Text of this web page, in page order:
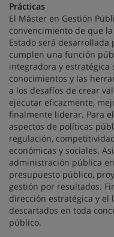
Prácticas
El Máster en Gestión
convencimiento de que
Estado será
cumplen una función
integradora y estratégica
conocimientos y las
a los desafíos de crear
ejecutar eficazmente,
finalmente liderar. Para
aspectos de políticas
regulación,
económicas y sociales.
administración pública
presupuesto público,
gestión por resultados.
dirección estratégica y el
descartados en toda
público.